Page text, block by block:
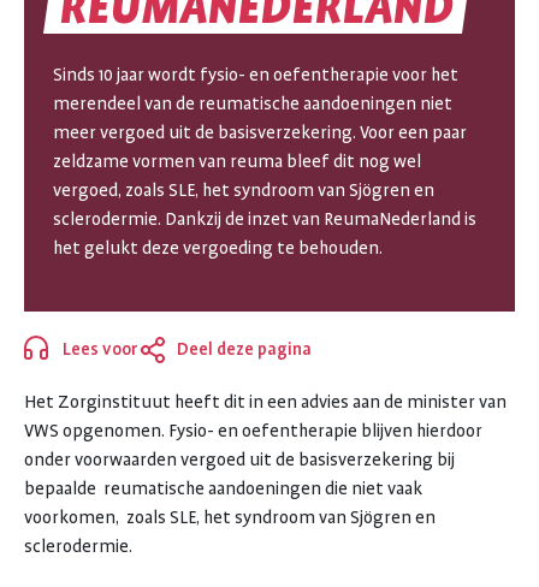
VERDER
UITGEKLEED
DANKZIJ
INZET
REUMANEDERLAND
Sinds 10 jaar wordt fysio- en oefentherapie voor het
merendeel van de reumatische aandoeningen niet
meer vergoed uit de basisverzekering. Voor een paar
zeldzame vormen van reuma bleef dit nog wel
vergoed, zoals SLE, het syndroom van Sjögren en
sclerodermie. Dankzij de inzet van ReumaNederland is
het gelukt deze vergoeding te behouden.
Lees voor Deel deze pagina
Sluiten
Het Zorginstituut heeft dit in een advies aan de minister van
VWS opgenomen. Fysio- en oefentherapie blijven hierdoor
onder voorwaarden vergoed uit de basisverzekering bij
bepaalde reumatische aandoeningen die niet vaak
voorkomen, zoals SLE, het syndroom van Sjögren en
sclerodermie.